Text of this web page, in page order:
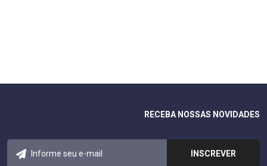
RECEBA NOSSAS NOVIDADES